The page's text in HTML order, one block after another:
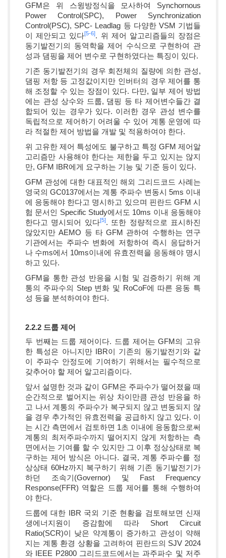
GFM은 위 스윙방정식을 모사하여 Synchornous
Power Control(SPC), Power Synchronization
Control(PSC), SPC- Leadlag 등 다양한 VSM 기법들
이 제안되고 있다[5-6]. 위 제어 알고리즘들의 장점은
동기발전기의 동역학을 제어 수식으로 구현하여 관
성과 댐핑을 제어 변수로 구현하였다는 특징이 있다.
기존 동기발전기의 경우 회전체의 질량에 의한 관성,
댐핑 저항 등 고정값이지만 인버터의 경우 제어를 통
해 조정할 수 있는 장점이 있다. 다만, 일부 제어 방법
에는 관성 상수와 드룹, 댐핑 등 타 제어변수들간 결
합되어 있는 경우가 있다. 이러한 경우 관성 변수를
독립적으로 제어하기 어려울 수 있어 계통 운영에 따
라 적절한 제어 방법을 개발 및 적용하여야 한다.
위 고유한 제어 특성에도 불구하고 특정 GFM 제어알
고리즘만 사용해야 한다는 제한을 두고 있지는 않지
만, GFM IBR에게 요구하는 기능 및 기준 등이 있다.
GFM 관성에 대한 대표적인 해외 그리드코드 사례는
영국의 GC0137에서는 계통 주파수 변동시 5ms 이내
에 응동해야 한다고 명시하고 있으며 핀란드 GFM 시
험 문서인 Specific Study에서도 10ms 이내 응동해야
한다고 명시되어 있다[5]. 또한 정량적으로 표시하진
않았지만 AEMO 등 타 GFM 관하여 수행하는 연구
기관에서는 주파수 변화에 저항하여 즉시 응답하거
나 수ms에서 10ms이내에 유효전력을 응동해야 명시
하고 있다.
GFM을 통한 관성 반응을 시험 및 검증하기 위해 계
통의 주파수의 Step 변화 및 RoCoF에 따른 응동 특
성 등을 분석하여야 한다.
2.2.2 드룹 제어
두 번째는 드룹 제어이다. 드룹 제어는 GFM의 고유
한 특성은 아니지만 IBR이 기존의 동기발전기와 같
이 주파수 안정도에 기여하기 위해서는 필수적으로
갖추어야 할 제어 알고리즘이다.
앞서 설명한 것과 같이 GFM은 주파수가 떨어졌을 때
순간적으로 벌어지는 위상 차이만큼 관성 반응을 하
고 나서 계통의 주파수가 복구되지 않고 변동되지 않
을 경우 추가적인 유효전력을 공급하지 않고 있다. 이
는 시간 측면에서 검토하면 1초 이내에 응동함으로써
계통의 최저주파수까지 떨어지지 않게 저항하는 측
면에서는 기여를 할 수 있지만 그 이후 정상상태로 복
구하는 제어 방식은 아니다. 결국, 계통 주파수를 정
상상태 60Hz까지 복구하기 위해 기존 동기발전기가
하던 조속기(Governor) 및 Fast Frequency
Response(FFR) 역할은 드룹 제어를 통해 수행하여
야 한다.
드룹에 대한 IBR 국외 기준 현황을 검토해보면 신재
생에너지원이 증감함에 따라 Short Circuit
Ratio(SCR)이 낮은 약계통이 증가하고 관성이 약해
지는 계통 환경 상황을 고려하여 핀란드의 SJV 2024
와 IEEE P2800 그리드코드에서는 과주파수 및 저주